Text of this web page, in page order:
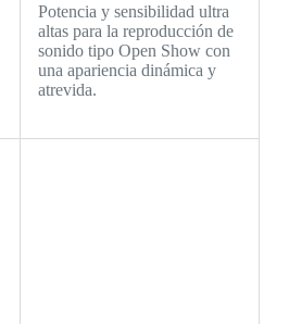
Potencia y sensibilidad ultra
altas para la reproducción de
sonido tipo Open Show con
una apariencia dinámica y
atrevida.